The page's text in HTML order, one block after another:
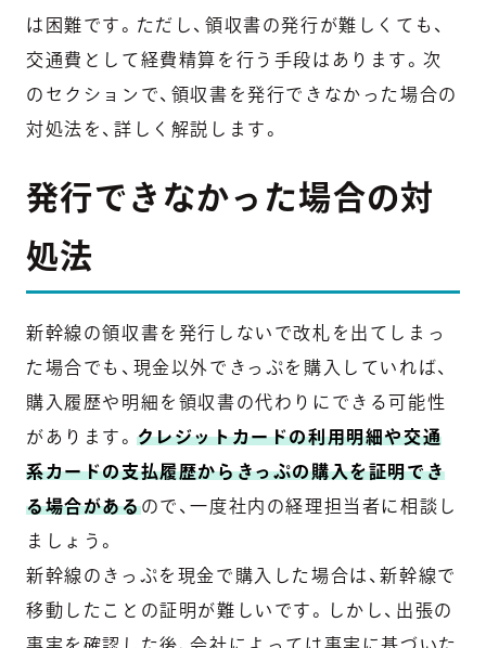
は困難です。ただし、領収書の発行が難しくても、
交通費として経費精算を行う手段はあります。次
のセクションで、領収書を発行できなかった場合の
対処法を、詳しく解説します。
発行できなかった場合の対
処法
新幹線の領収書を発行しないで改札を出てしまっ
た場合でも、現金以外できっぷを購入していれば、
購入履歴や明細を領収書の代わりにできる可能性
があります。 クレジットカードの利用明細や交通
系カードの支払履歴からきっぷの購入を証明でき
る場合があるので、一度社内の経理担当者に相談し
ましょう。
新幹線のきっぷを現金で購入した場合は、新幹線で
移動したことの証明が難しいです。しかし、出張の
事実を確認した後、会社によっては事実に基づいた